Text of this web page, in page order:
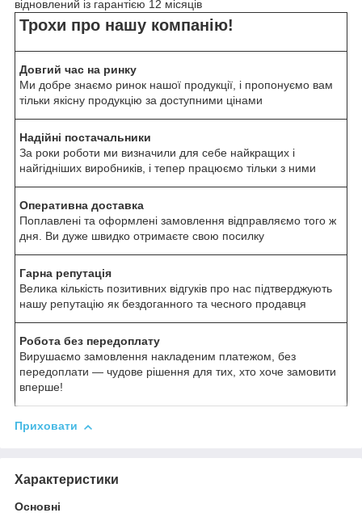
відновлений із гарантією 12 місяців
Трохи про нашу компанію!
Довгий час на ринку
Ми добре знаємо ринок нашої продукції, і пропонуємо вам
тільки якісну продукцію за доступними цінами
Надійні постачальники
За роки роботи ми визначили для себе найкращих і
найгідніших виробників, і тепер працюємо тільки з ними
Оперативна доставка
Поплавлені та оформлені замовлення відправляємо того ж
дня. Ви дуже швидко отримаєте свою посилку
Гарна репутація
Велика кількість позитивних відгуків про нас підтверджують
нашу репутацію як бездоганного та чесного продавця
Робота без передоплату
Вирушаємо замовлення накладеним платежом, без
передоплати — чудове рішення для тих, хто хоче замовити
вперше!
Приховати
Характеристики
Основні